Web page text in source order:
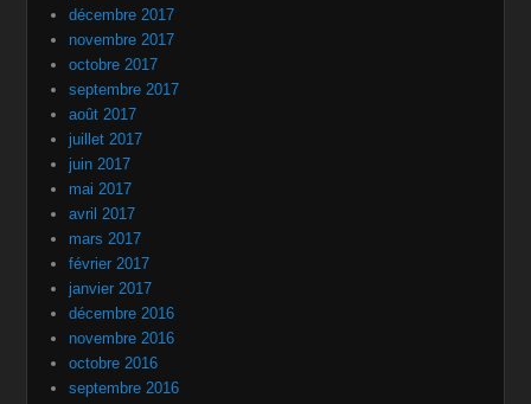
décembre 2017
novembre 2017
octobre 2017
septembre 2017
août 2017
juillet 2017
juin 2017
mai 2017
avril 2017
mars 2017
février 2017
janvier 2017
décembre 2016
novembre 2016
octobre 2016
septembre 2016